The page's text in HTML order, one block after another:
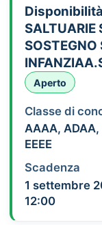
Disponibilità
SALTUARIE
SOSTEGNO
Aperto
Classe di
AAAA, ADAA,
EEEE
Scadenza
1 settembre
12:00